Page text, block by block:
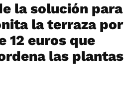
la solución para
la terraza por
12 euros que
las plantas